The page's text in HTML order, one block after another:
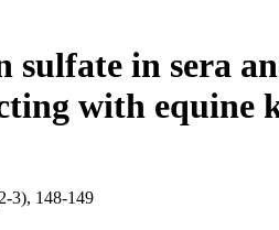
sulfate in sera
with equine
3), 148-149